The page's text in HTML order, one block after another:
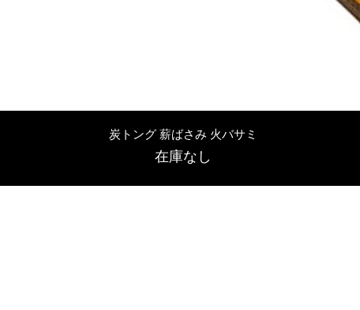
クイックビュー
炭トング 薪ばさみ 火バサミ
在庫なし